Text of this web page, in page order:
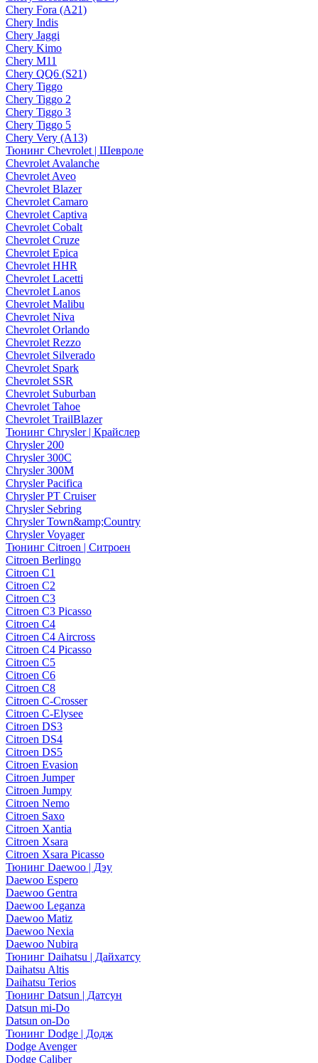
Chery Fora (A21)
Chery Indis
Chery Jaggi
Chery Kimo
Chery M11
Chery QQ6 (S21)
Chery Tiggo
Chery Tiggo 2
Chery Tiggo 3
Chery Tiggo 5
Chery Very (A13)
Тюнинг Chevrolet | Шевроле
Chevrolet Avalanche
Chevrolet Aveo
Chevrolet Blazer
Chevrolet Camaro
Chevrolet Captiva
Chevrolet Cobalt
Chevrolet Cruze
Chevrolet Epica
Chevrolet HHR
Chevrolet Lacetti
Chevrolet Lanos
Chevrolet Malibu
Chevrolet Niva
Chevrolet Orlando
Chevrolet Rezzo
Chevrolet Silverado
Chevrolet Spark
Chevrolet SSR
Chevrolet Suburban
Chevrolet Tahoe
Chevrolet TrailBlazer
Тюнинг Chrysler | Крайслер
Chrysler 200
Chrysler 300C
Chrysler 300M
Chrysler Pacifica
Chrysler PT Cruiser
Chrysler Sebring
Chrysler Town&amp;Country
Chrysler Voyager
Тюнинг Citroen | Ситроен
Citroen Berlingo
Citroen C1
Citroen C2
Citroen C3
Citroen C3 Picasso
Citroen C4
Citroen C4 Aircross
Citroen C4 Picasso
Citroen C5
Citroen C6
Citroen C8
Citroen C-Crosser
Citroen C-Elysee
Citroen DS3
Citroen DS4
Citroen DS5
Citroen Evasion
Citroen Jumper
Citroen Jumpy
Citroen Nemo
Citroen Saxo
Citroen Xantia
Citroen Xsara
Citroen Xsara Picasso
Тюнинг Daewoo | Дэу
Daewoo Espero
Daewoo Gentra
Daewoo Leganza
Daewoo Matiz
Daewoo Nexia
Daewoo Nubira
Тюнинг Daihatsu | Дайхатсу
Daihatsu Altis
Daihatsu Terios
Тюнинг Datsun | Датсун
Datsun mi-Do
Datsun on-Do
Тюнинг Dodge | Додж
Dodge Avenger
Dodge Caliber